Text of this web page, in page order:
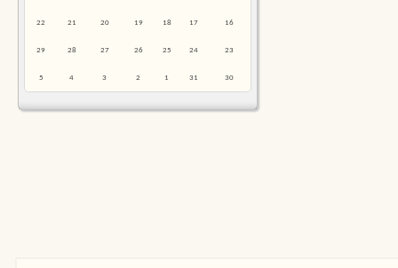
16
17
18
19
20
21
22
23
24
25
26
27
28
29
30
31
1
2
3
4
5